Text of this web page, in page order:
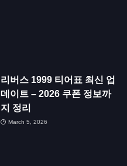
리버스 1999 티어표 최신 업
데이트 – 2026 쿠폰 정보까
지 정리
March 5, 2026